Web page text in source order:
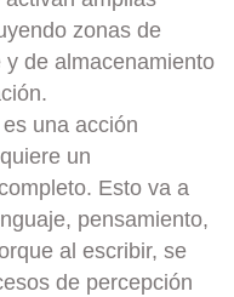
zonas de
de almacenamiento
es una acción
un
Esto va a
pensamiento,
al escribir, se
de percepción